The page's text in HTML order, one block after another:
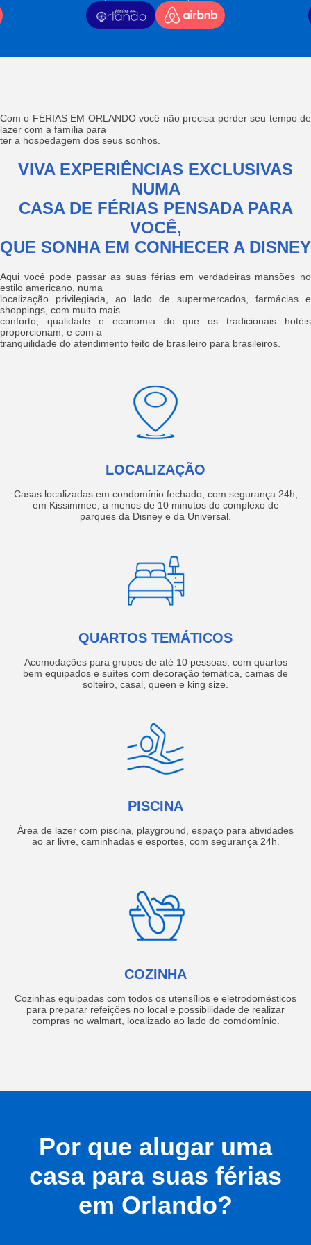
Com o FÉRIAS EM ORLANDO você não precisa perder seu tempo de
lazer com a família para
ter a hospedagem dos seus sonhos.
VIVA EXPERIÊNCIAS EXCLUSIVAS
NUMA
CASA DE FÉRIAS PENSADA PARA
VOCÊ,
QUE SONHA EM CONHECER A DISNEY
Aqui você pode passar as suas férias em verdadeiras mansões no
estilo americano, numa
localização privilegiada, ao lado de supermercados, farmácias e
shoppings, com muito mais
conforto, qualidade e economia do que os tradicionais hotéis
proporcionam, e com a
tranquilidade do atendimento feito de brasileiro para brasileiros.
LOCALIZAÇÃO
Casas localizadas em condomínio fechado, com segurança 24h,
em Kissimmee, a menos de 10 minutos do complexo de
parques da Disney e da Universal.
QUARTOS TEMÁTICOS
Acomodações para grupos de até 10 pessoas, com quartos
bem equipados e suítes com decoração temática, camas de
solteiro, casal, queen e king size.
PISCINA
Área de lazer com piscina, playground, espaço para atividades
ao ar livre, caminhadas e esportes, com segurança 24h.
COZINHA
Cozinhas equipadas com todos os utensílios e eletrodomésticos
para preparar refeições no local e possibilidade de realizar
compras no walmart, localizado ao lado do comdomínio.
Por que alugar uma
casa para suas férias
em Orlando?